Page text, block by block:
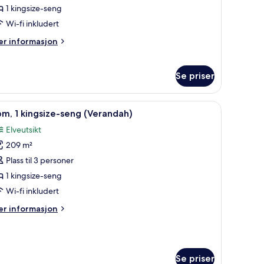
1 kingsize-seng
Wi-fi inkludert
informasjon
Se priser
i egyptisk bomull, sengetøy av topp kvalitet og dundyner
Sengetøy i egyptisk bomull, sengetøy av
5 1 kingsize-seng (Verandah)
Elveutsikt
209 m²
Plass til 3 personer
1 kingsize-seng
Wi-fi inkludert
informasjon
Se priser